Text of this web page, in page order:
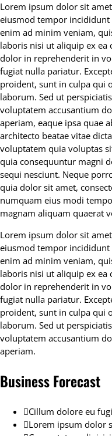
Lorem ipsum dolor sit
eiusmod tempor
enim ad minim veniam,
laboris nisi ut aliquip ex ea
dolor in reprehenderit in
fugiat nulla pariatur.
proident, sunt in culpa qui
laborum. Sed ut
voluptatem accusantium
aperiam, eaque ipsa quae
architecto beatae vitae
voluptatem quia voluptas
quia consequuntur magni
sequi nesciunt. Neque
quia dolor sit amet,
numquam eius modi
magnam aliquam quaerat
Lorem ipsum dolor sit
eiusmod tempor
enim ad minim veniam,
laboris nisi ut aliquip ex ea
dolor in reprehenderit in
fugiat nulla pariatur.
proident, sunt in culpa qui
laborum. Sed ut
voluptatem accusantium
aperiam.
Business Forecast
Cillum dolore eu
Lorem ipsum dolor